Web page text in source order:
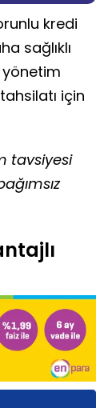
kredi
sağlıklı
yönetim
için
tavsiyesi